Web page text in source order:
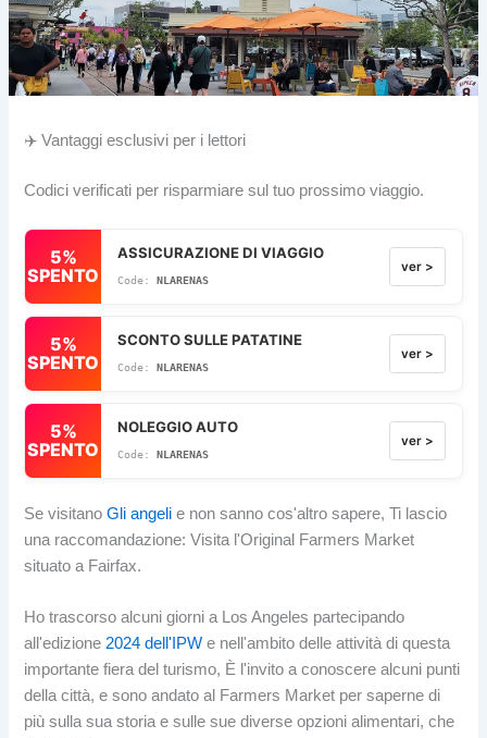
✈️ Vantaggi esclusivi per i lettori
Codici verificati per risparmiare sul tuo prossimo viaggio.
5%
SPENTO
ASSICURAZIONE DI VIAGGIO
NLARENAS
ver >
5%
SPENTO
SCONTO SULLE PATATINE
NLARENAS
ver >
5%
SPENTO
NOLEGGIO AUTO
NLARENAS
ver >
Se visitanoGli angeli e non sanno cos'altro sapere, Ti lascio
una raccomandazione: Visita l'Original Farmers Market
situato a Fairfax.
Ho trascorso alcuni giorni a Los Angeles partecipando
all'edizione2024 dell'IPW e nell'ambito delle attività di questa
importante fiera del turismo, È l'invito a conoscere alcuni punti
della città, e sono andato al Farmers Market per saperne di
più sulla sua storia e sulle sue diverse opzioni alimentari, che